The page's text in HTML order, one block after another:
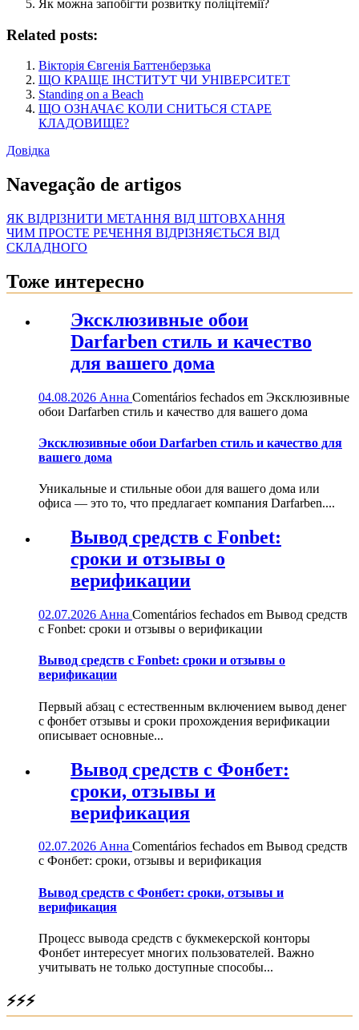
Як можна запобігти розвитку поліцітемії?
Related posts:
Вікторія Євгенія Баттенберзька
ЩО КРАЩЕ ІНСТИТУТ ЧИ УНІВЕРСИТЕТ
Standing on a Beach
ЩО ОЗНАЧАЄ КОЛИ СНИТЬСЯ СТАРЕ
КЛАДОВИЩЕ?
Довідка
Navegação de artigos
ЯК ВІДРІЗНИТИ МЕТАННЯ ВІД ШТОВХАННЯ
ЧИМ ПРОСТЕ РЕЧЕННЯ ВІДРІЗНЯЄТЬСЯ ВІД
СКЛАДНОГО
Тоже интересно
Эксклюзивные обои
Darfarben стиль и качество
для вашего дома
04.08.2026 Анна Comentários fechados em Эксклюзивные
обои Darfarben стиль и качество для вашего дома
Эксклюзивные обои Darfarben стиль и качество для
вашего дома
Уникальные и стильные обои для вашего дома или
офиса — это то, что предлагает компания Darfarben....
Вывод средств с Fonbet:
сроки и отзывы о
верификации
02.07.2026 Анна Comentários fechados em Вывод средств
с Fonbet: сроки и отзывы о верификации
Вывод средств с Fonbet: сроки и отзывы о
верификации
Первый абзац с естественным включением вывод денег
с фонбет отзывы и сроки прохождения верификации
описывает основные...
Вывод средств с Фонбет:
сроки, отзывы и
верификация
02.07.2026 Анна Comentários fechados em Вывод средств
с Фонбет: сроки, отзывы и верификация
Вывод средств с Фонбет: сроки, отзывы и
верификация
Процесс вывода средств с букмекерской конторы
Фонбет интересует многих пользователей. Важно
учитывать не только доступные способы...
⚡⚡⚡